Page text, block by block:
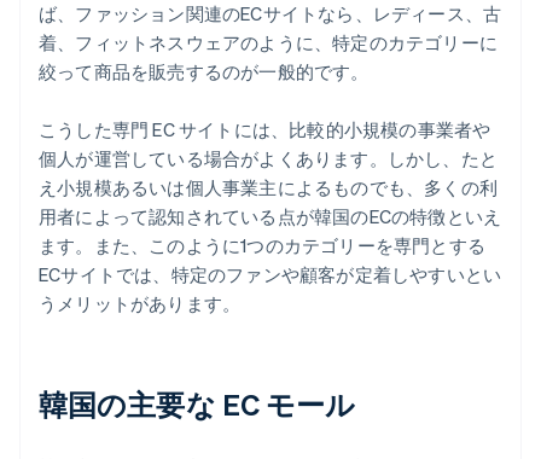
ば、ファッション関連のECサイトなら、レディース、古
着、フィットネスウェアのように、特定のカテゴリーに
絞って商品を販売するのが一般的です。
こうした専門 EC サイトには、比較的小規模の事業者や
個人が運営している場合がよくあります。しかし、たと
え小規模あるいは個人事業主によるものでも、多くの利
用者によって認知されている点が韓国のECの特徴といえ
ます。また、このように1つのカテゴリーを専門とする
ECサイトでは、特定のファンや顧客が定着しやすいとい
うメリットがあります。
韓国の主要な EC モール